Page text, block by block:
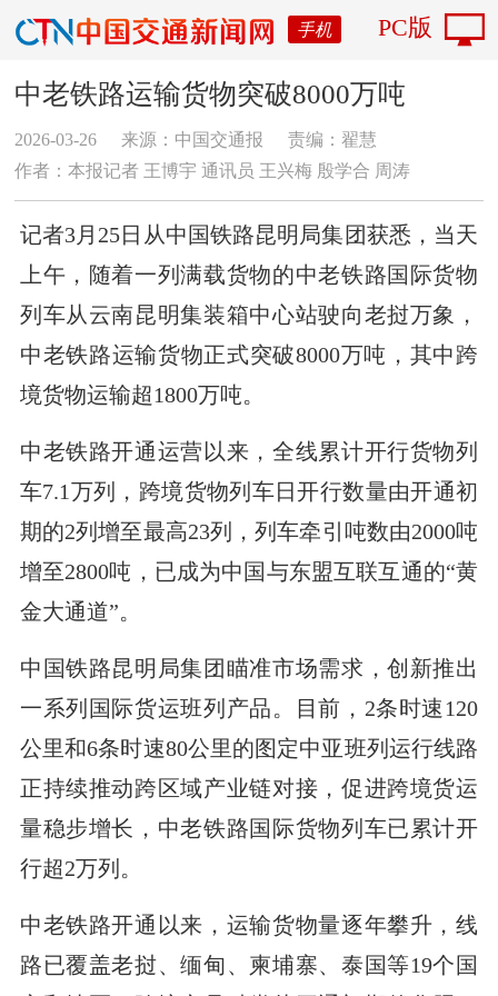
手机 PC版
中老铁路运输货物突破8000万吨
2026-03-26 来源：中国交通报
责编：翟慧
作者：本报记者 王博宇 通讯员 王兴梅 殷学合 周涛
记者3月25日从中国铁路昆明局集团获悉，当天
上午，随着一列满载货物的中老铁路国际货物
列车从云南昆明集装箱中心站驶向老挝万象，
中老铁路运输货物正式突破8000万吨，其中跨
境货物运输超1800万吨。
中老铁路开通运营以来，全线累计开行货物列
车7.1万列，跨境货物列车日开行数量由开通初
期的2列增至最高23列，列车牵引吨数由2000吨
增至2800吨，已成为中国与东盟互联互通的“黄
金大通道”。
中国铁路昆明局集团瞄准市场需求，创新推出
一系列国际货运班列产品。目前，2条时速120
公里和6条时速80公里的图定中亚班列运行线路
正持续推动跨区域产业链对接，促进跨境货运
量稳步增长，中老铁路国际货物列车已累计开
行超2万列。
中老铁路开通以来，运输货物量逐年攀升，线
路已覆盖老挝、缅甸、柬埔寨、泰国等19个国